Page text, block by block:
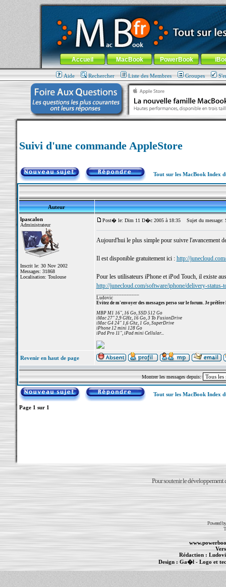
MacBook-fr.com : 100% Apple... 100% nomade !
Aller au contenu-Aller au menu général-Aller au menu de
Menu général
Accueil MacBook PowerBook
Aide Rechercher Liste des Membres Groupes
Suivi d'une commande AppleStore
Tout sur les MacBook Index
Auteur
lpascalon
Administrateur
Inscrit le: 30 Nov 2002
Messages: 31868
Localisation: Toulouse
Post� le: Dim 11 D�c 2005 à 18:35 Sujet du message:
Aujourd'hui le plus simple pour suivre l'avancement
Il est disponible gratuitement ici : http://
Pour les utilisateurs iPhone et iPod Touch, il existe
http://junecloud.com/software/iphone/delivery-status-
Ludovic
Evitez de m'envoyer des messages perso sur le forum. Je préfère
MBP M1 16", 16 Go, SSD 512 Go
iMac 27" 2,9 GHz, 16 Go, 3 To FusionDrive
iMac G4 24" 1,6 Ghz, 1 Go, SuperDrive
iPhone 12 mini 128 Go
iPad Pro 11", iPad mini Cellular...
Revenir en haut de page
Montrer les messages depuis:
Tout sur les MacBook Index
Page 1 sur 1
Pour soutenir le développement
Powered
Rédaction :
Design : Ga�l- Logo et
Informations : - MacBook Pro